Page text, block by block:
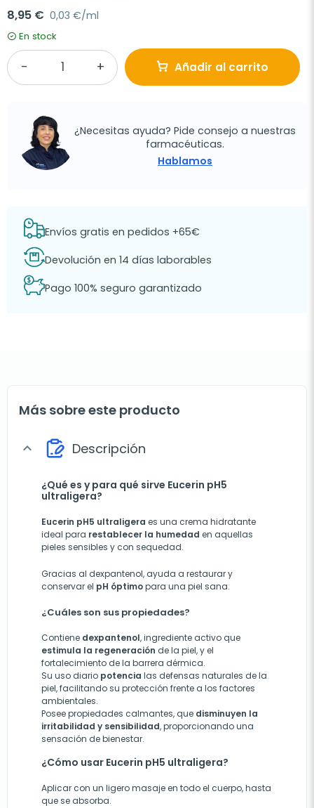
8,95 € 0,03 €/ml
En stock
Añadir al carrito
¿Necesitas ayuda? Pide consejo a nuestras
farmacéuticas.
Hablamos
Envíos gratis en pedidos +65€
Devolución en 14 días laborables
Pago 100% seguro garantizado
Más sobre este producto
expand_more Descripción
¿Qué es y para qué sirve Eucerin pH5
ultraligera?
Eucerin pH5 ultraligera es una crema hidratante
ideal para restablecer la humedad en aquellas
pieles sensibles y con sequedad.
Gracias al dexpantenol, ayuda a restaurar y
conservar el pH óptimopara una piel sana.
¿Cuáles son sus propiedades?
Contiene dexpantenol, ingrediente activo que
estimula la regeneración de la piel, y el
fortalecimiento de la barrera dérmica.
Su uso diario potencia las defensas naturales de la
piel, facilitando su protección frente a los factores
ambientales.
Posee propiedades calmantes, que disminuyen la
irritabilidad y sensibilidad, proporcionando una
sensación de bienestar.
¿Cómo usar Eucerin pH5 ultraligera?
Aplicar con un ligero masaje en todo el cuerpo, hasta
que se absorba.